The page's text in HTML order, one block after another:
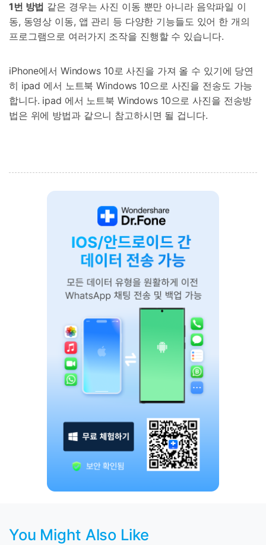
1번 방법 같은 경우는 사진 이동 뿐만 아니라 음악파일 이
동, 동영상 이동, 앱 관리 등 다양한 기능들도 있어 한 개의
프로그램으로 여러가지 조작을 진행할 수 있습니다.
iPhone에서 Windows 10로 사진을 가져 올 수 있기에 당연
히 ipad 에서 노트북 Windows 10으로 사진을 전송도 가능
합니다. ipad 에서 노트북 Windows 10으로 사진을 전송방
법은 위에 방법과 같으니 참고하시면 될 겁니다.
You Might Also Like